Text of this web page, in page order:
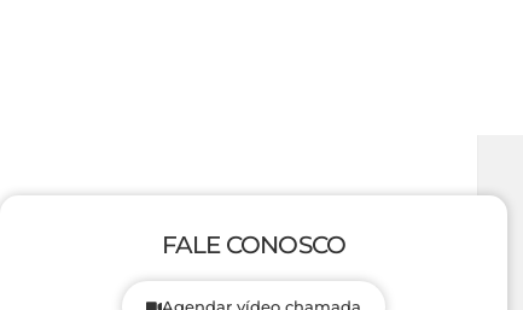
FALE CONOSCO